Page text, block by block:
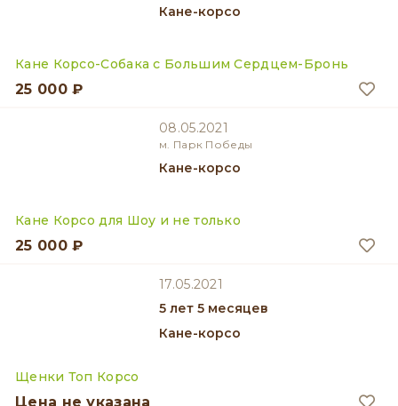
Кане-корсо
Кане Корсо-Собака с Большим Сердцем-Бронь
25 000 ₽
08.05.2021
м. Парк Победы
Кане-корсо
Кане Корсо для Шоу и не только
25 000 ₽
17.05.2021
5 лет 5 месяцев
Кане-корсо
Щенки Топ Корсо
Цена не указана